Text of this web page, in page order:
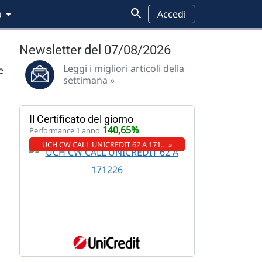
Accedi
Newsletter del 07/08/2026
Leggi i migliori articoli della
settimana »
Il Certificato del giorno
Performance 1 anno 140,65%
UCH CW CALL UNICREDIT 62 A 171… »